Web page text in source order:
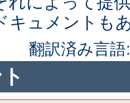
キュメントも
翻訳済み言